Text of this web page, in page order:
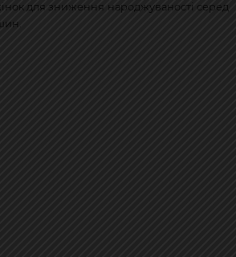
для зниження народжуваності серед